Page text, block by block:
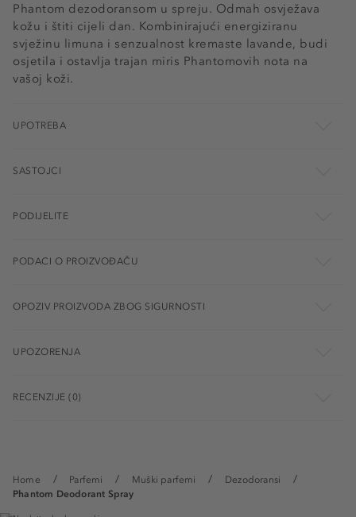
Home Parfemi Muški parfemi
Dezodoransi
Phantom Deodorant Spray
Phantom dezodoransom u spreju. Odmah osvježava
kožu i štiti cijeli dan. Kombinirajući energiziranu
svježinu limuna i senzualnost kremaste lavande, budi
osjetila i ostavlja trajan miris Phantomovih nota na
vašoj koži.
UPOTREBA
SASTOJCI
PODIJELITE
PODACI O PROIZVOĐAČU
OPOZIV PROIZVODA ZBOG SIGURNOSTI
UPOZORENJA
RECENZIJE (0)